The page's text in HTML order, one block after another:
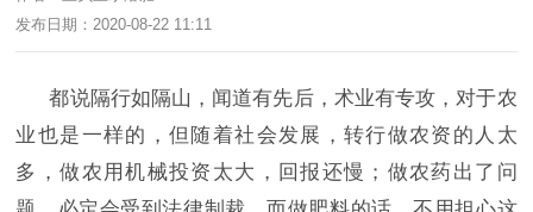
发布日期：2020-08-22 11:11
都说隔行如隔山，闻道有先后，术业有专攻，对于农
业也是一样的，但随着社会发展，转行做农资的人太
多，做农用机械投资太大，回报还慢；做农药出了问